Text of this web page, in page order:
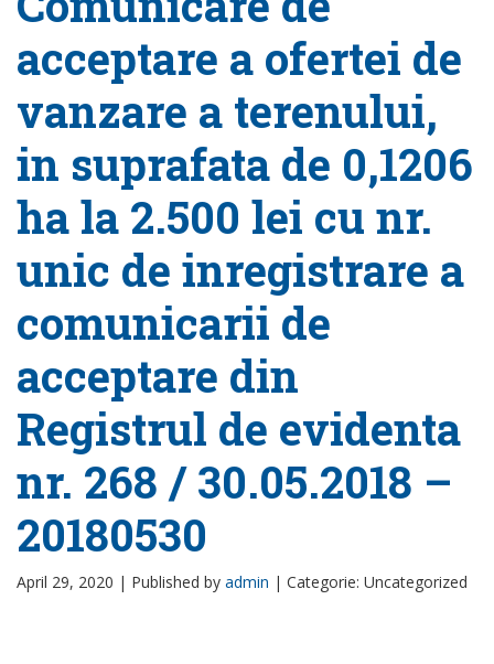
acceptare a ofertei de
vanzare a terenului,
in suprafata de 0,1206
ha la 2.500 lei cu nr.
unic de inregistrare a
comunicarii de
acceptare din
Registrul de evidenta
nr. 268 / 30.05.2018 –
20180530
April 29, 2020 | Published by admin | Categorie: Uncategorized